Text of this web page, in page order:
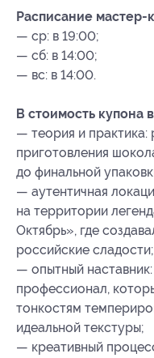
Расписание мастер-
— ср: в 19:00;
— сб: в 14:00;
— вс: в 14:00.
В стоимость купона
— теория и практика:
приготовления
до финальной
— аутентичная
на территории
Октябрь», где
российские сладости;
— опытный
профессионал,
тонкостям
идеальной текстуры;
— креативный